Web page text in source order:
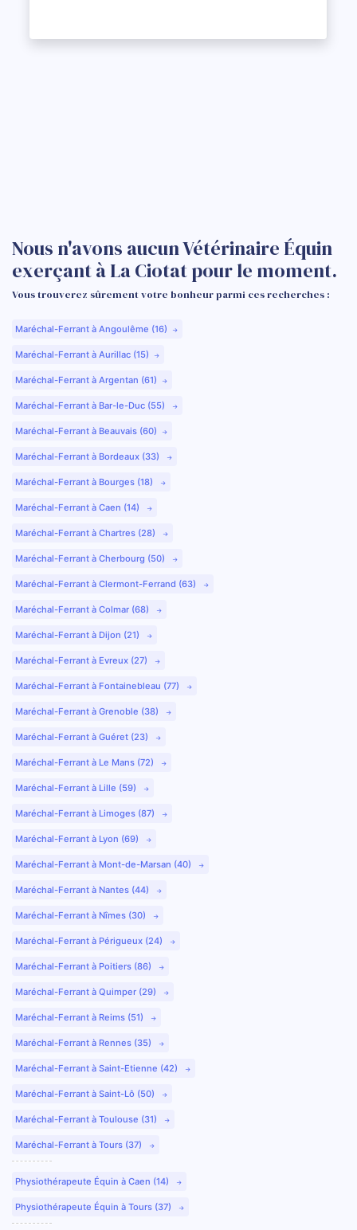
Nous n'avons aucun Vétérinaire Équin
exerçant à La Ciotat pour le moment.
Vous trouverez sûrement votre bonheur parmi ces recherches :
Maréchal-Ferrant à Angoulême (16)
Maréchal-Ferrant à Aurillac (15)
Maréchal-Ferrant à Argentan (61)
Maréchal-Ferrant à Bar-le-Duc (55)
Maréchal-Ferrant à Beauvais (60)
Maréchal-Ferrant à Bordeaux (33)
Maréchal-Ferrant à Bourges (18)
Maréchal-Ferrant à Caen (14)
Maréchal-Ferrant à Chartres (28)
Maréchal-Ferrant à Cherbourg (50)
Maréchal-Ferrant à Clermont-Ferrand (63)
Maréchal-Ferrant à Colmar (68)
Maréchal-Ferrant à Dijon (21)
Maréchal-Ferrant à Evreux (27)
Maréchal-Ferrant à Fontainebleau (77)
Maréchal-Ferrant à Grenoble (38)
Maréchal-Ferrant à Guéret (23)
Maréchal-Ferrant à Le Mans (72)
Maréchal-Ferrant à Lille (59)
Maréchal-Ferrant à Limoges (87)
Maréchal-Ferrant à Lyon (69)
Maréchal-Ferrant à Mont-de-Marsan (40)
Maréchal-Ferrant à Nantes (44)
Maréchal-Ferrant à Nîmes (30)
Maréchal-Ferrant à Périgueux (24)
Maréchal-Ferrant à Poitiers (86)
Maréchal-Ferrant à Quimper (29)
Maréchal-Ferrant à Reims (51)
Maréchal-Ferrant à Rennes (35)
Maréchal-Ferrant à Saint-Etienne (42)
Maréchal-Ferrant à Saint-Lô (50)
Maréchal-Ferrant à Toulouse (31)
Maréchal-Ferrant à Tours (37)
Physiothérapeute Équin à Caen (14)
Physiothérapeute Équin à Tours (37)